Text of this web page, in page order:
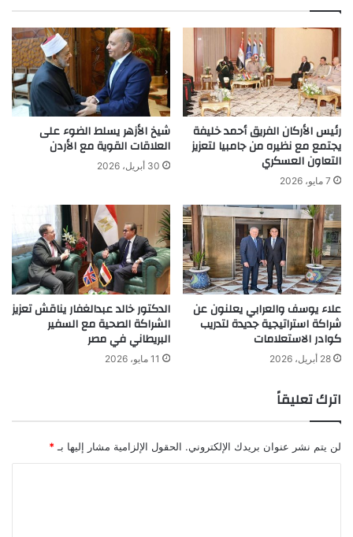
رئيس الأركان الفريق أحمد خليفة
يجتمع مع نظيره من جامبيا لتعزيز
التعاون العسكري
7 مايو، 2026
شيخ الأزهر يسلط الضوء على
العلاقات القوية مع الأردن
30 أبريل، 2026
علاء يوسف والعرابي يعلنون عن
شراكة استراتيجية جديدة لتدريب
كوادر الاستعلامات
28 أبريل، 2026
الدكتور خالد عبدالغفار يناقش تعزيز
الشراكة الصحية مع السفير
البريطاني في مصر
11 مايو، 2026
اترك تعليقاً
لن يتم نشر عنوان بريدك الإلكتروني. الحقول الإلزامية مشار إليها بـ *